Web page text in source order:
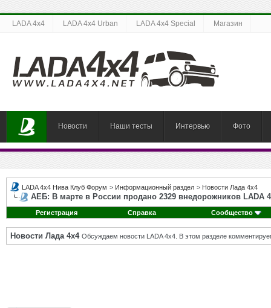
LADA 4x4 LADA 4x4 Urban LADA 4x4 Special Магазин
Новости Наши тесты Интервью Фото
LADA 4x4 Нива Клуб Форум > Информационный раздел > Новости Лада 4х4
АЕБ: В марте в России продано 2329 внедорожников LADA
Регистрация Справка Сообщество
Новости Лада 4х4 Обсуждаем новости LADA 4x4. В этом разделе